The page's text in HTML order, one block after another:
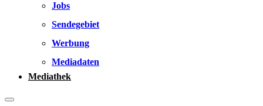
Jobs
Sendegebiet
Werbung
Mediadaten
Mediathek